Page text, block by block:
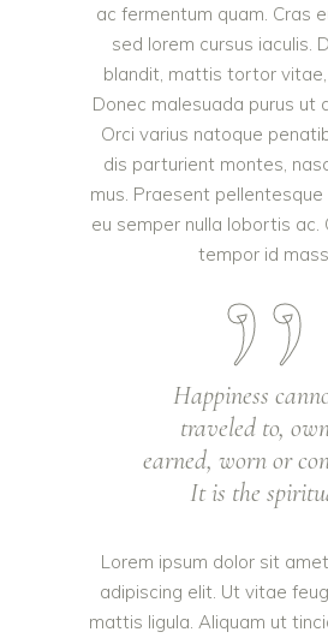
ac fermentum quam. Cras
sed lorem cursus iaculis.
blandit, mattis tortor vitae,
Donec malesuada purus ut
Orci varius natoque
dis parturient montes,
mus. Praesent pellentesque
eu semper nulla lobortis ac.
tempor id
Happiness
traveled to,
earned, worn or
It is the
Lorem ipsum dolor sit
adipiscing elit. Ut vitae
mattis ligula. Aliquam ut